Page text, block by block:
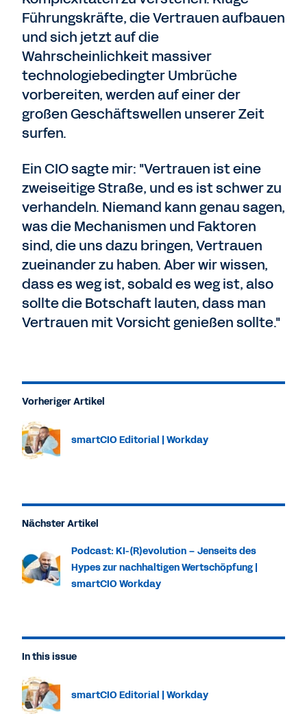
Führungskräfte, die Vertrauen aufbauen
und sich jetzt auf die
Wahrscheinlichkeit massiver
technologiebedingter Umbrüche
vorbereiten, werden auf einer der
großen Geschäftswellen unserer Zeit
surfen.
Ein CIO sagte mir: "Vertrauen ist eine
zweiseitige Straße, und es ist schwer zu
verhandeln. Niemand kann genau sagen,
was die Mechanismen und Faktoren
sind, die uns dazu bringen, Vertrauen
zueinander zu haben. Aber wir wissen,
dass es weg ist, sobald es weg ist, also
sollte die Botschaft lauten, dass man
Vertrauen mit Vorsicht genießen sollte."
Vorheriger Artikel
smartCIO Editorial | Workday
Nächster Artikel
Podcast: KI-(R)evolution – Jenseits des
Hypes zur nachhaltigen Wertschöpfung |
smartCIO Workday
In this issue
smartCIO Editorial | Workday